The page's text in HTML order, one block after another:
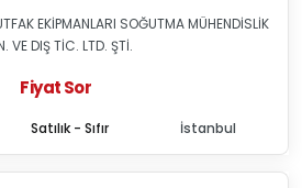
EKİPMANLARI SOĞUTMA MÜHENDİSLİK
VE DIŞ TİC. LTD. ŞTİ.
Fiyat Sor
Satılık - Sıfır İstanbul